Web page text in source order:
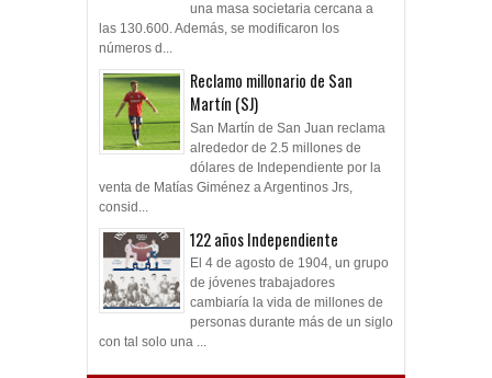
una masa societaria cercana a
las 130.600. Además, se modificaron los
números d...
Reclamo millonario de San
Martín (SJ)
San Martín de San Juan reclama
alrededor de 2.5 millones de
dólares de Independiente por la
venta de Matías Giménez a Argentinos Jrs,
consid...
122 años Independiente
El 4 de agosto de 1904, un grupo
de jóvenes trabajadores
cambiaría la vida de millones de
personas durante más de un siglo
con tal solo una ...